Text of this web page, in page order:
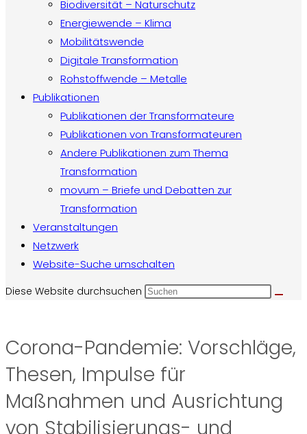
Biodiversität – Naturschutz
Energiewende – Klima
Mobilitätswende
Digitale Transformation
Rohstoffwende – Metalle
Publikationen
Publikationen der Transformateure
Publikationen von Transformateuren
Andere Publikationen zum Thema
Transformation
movum – Briefe und Debatten zur
Transformation
Veranstaltungen
Netzwerk
Website-Suche umschalten
Diese Website durchsuchen
Corona-Pandemie: Vorschläge,
Thesen, Impulse für
Maßnahmen und Ausrichtung
von Stabilisierungs- und